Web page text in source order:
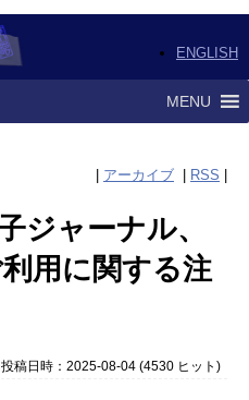
ENGLISH
MENU
アーカイブ RSS
ジャーナル、
用に関する注
投稿日時：2025-08-04(4530 ヒット )